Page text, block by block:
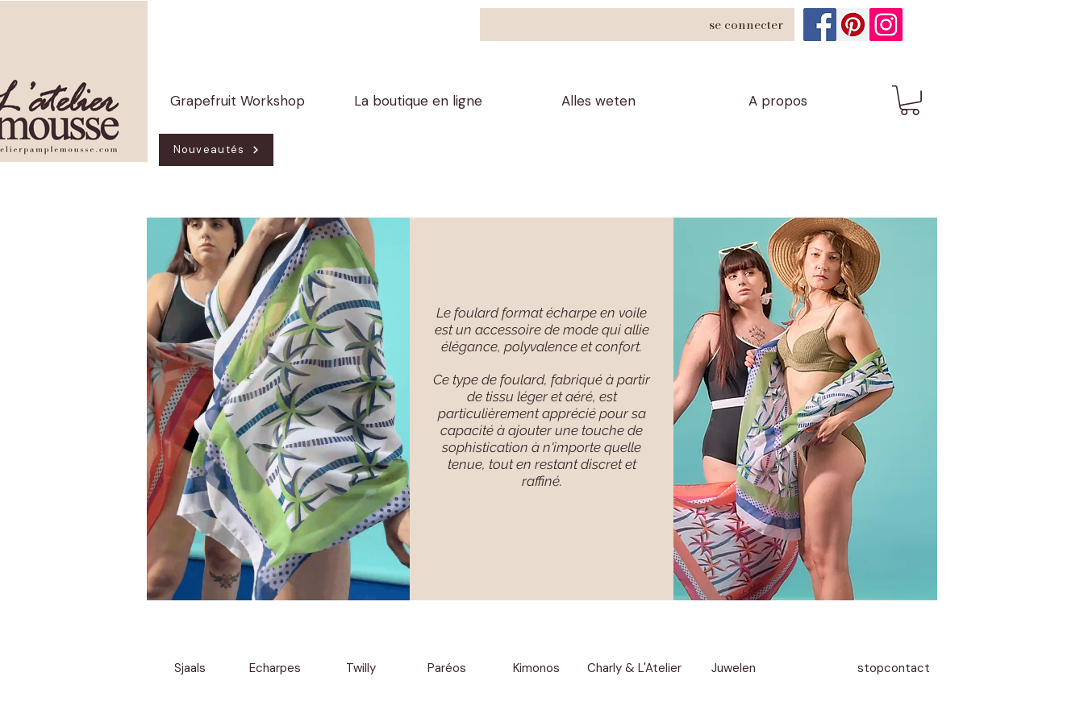
se connecter
Grapefruit Workshop La boutique en ligne Alles weten A propos
Nouveautés
Le foulard format écharpe en voile
est un accessoire de mode qui allie
élégance, polyvalence et confort.
Ce type de foulard, fabriqué à partir
de tissu léger et aéré, est
particulièrement apprécié pour sa
capacité à ajouter une touche de
sophistication à n'importe quelle
tenue, tout en restant discret et
raffiné.
Sjaals Echarpes Twilly Paréos Kimonos Charly & L'Atelier Juwelen stopcontact